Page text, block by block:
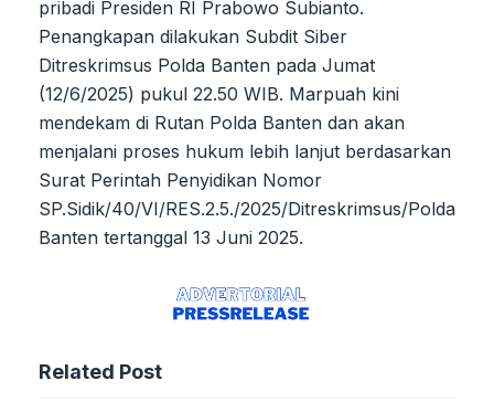
pribadi Presiden RI Prabowo Subianto.
Penangkapan dilakukan Subdit Siber
Ditreskrimsus Polda Banten pada Jumat
(12/6/2025) pukul 22.50 WIB. Marpuah kini
mendekam di Rutan Polda Banten dan akan
menjalani proses hukum lebih lanjut berdasarkan
Surat Perintah Penyidikan Nomor
SP.Sidik/40/VI/RES.2.5./2025/Ditreskrimsus/Polda
Banten tertanggal 13 Juni 2025.
Related Post